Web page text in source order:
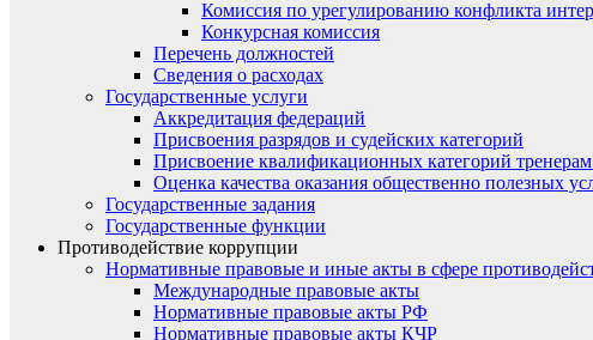
Комиссия по урегулированию конфликта
Конкурсная комиссия
Перечень должностей
Сведения о расходах
Государственные услуги
Аккредитация федераций
Присвоения разрядов и судейских категорий
Присвоение квалификационных категорий
Оценка качества оказания общественно полезных
Государственные задания
Государственные функции
Противодействие коррупции
Нормативные правовые и иные акты в сфере
Международные правовые акты
Нормативные правовые акты РФ
Нормативные правовые акты КЧР